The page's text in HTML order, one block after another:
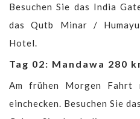
Besuchen Sie das India
das Qutb Minar /
Hotel.
Tag 02: Mandawa 280
Am frühen Morgen Fahrt
einchecken. Besuchen Sie